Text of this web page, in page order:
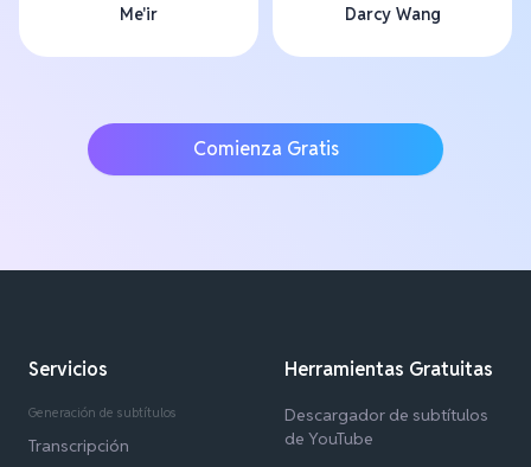
Me'ir Darcy Wang
Comienza Gratis
Servicios
Generación de subtítulos
Transcripción
Herramientas Gratuitas
Descargador de subtítulos
de YouTube